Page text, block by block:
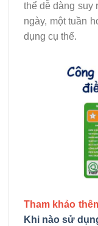
thể dễ dàng suy
ngày, một tuần
dụng cụ thể.
Tham khảo
Khi nào sử